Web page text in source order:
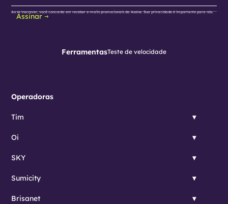
Assinar
Ao se inscrever, você concorda em receber e-mails promocionais da Assine. Sua privacidade é importante para nós.
FerramentasTeste de velocidade
Operadoras
Tim
Oi
SKY
Sumicity
Brisanet